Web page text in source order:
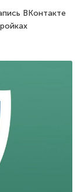
ВКонтакте